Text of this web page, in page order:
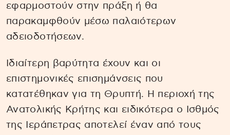
εφαρμοστούν στην πράξη ή θα
παρακαμφθούν μέσω παλαιότερων
αδειοδοτήσεων.
Ιδιαίτερη βαρύτητα έχουν και οι
επιστημονικές επισημάνσεις που
κατατέθηκαν για τη Θρυπτή. Η περιοχή της
Ανατολικής Κρήτης και ειδικότερα ο Ισθμός
της Ιεράπετρας αποτελεί έναν από τους